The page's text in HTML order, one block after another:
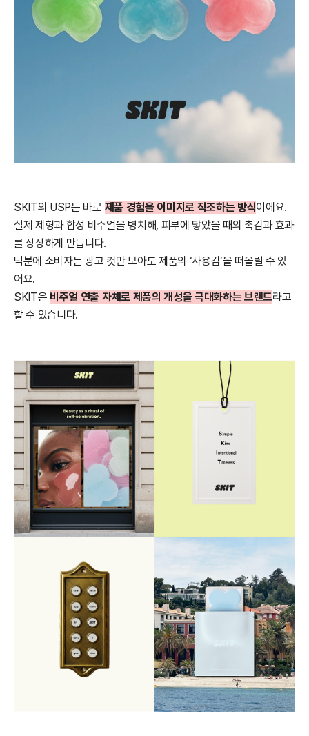
SKIT의 USP는 바로 제품 경험을 이미지로 직조하는 방식이에요.
실제 제형과 합성 비주얼을 병치해, 피부에 닿았을 때의 촉감과 효과
를 상상하게 만듭니다.
덕분에 소비자는 광고 컷만 보아도 제품의 ‘사용감’을 떠올릴 수 있
어요.
SKIT은 비주얼 연출 자체로 제품의 개성을 극대화하는 브랜드라고
할 수 있습니다.